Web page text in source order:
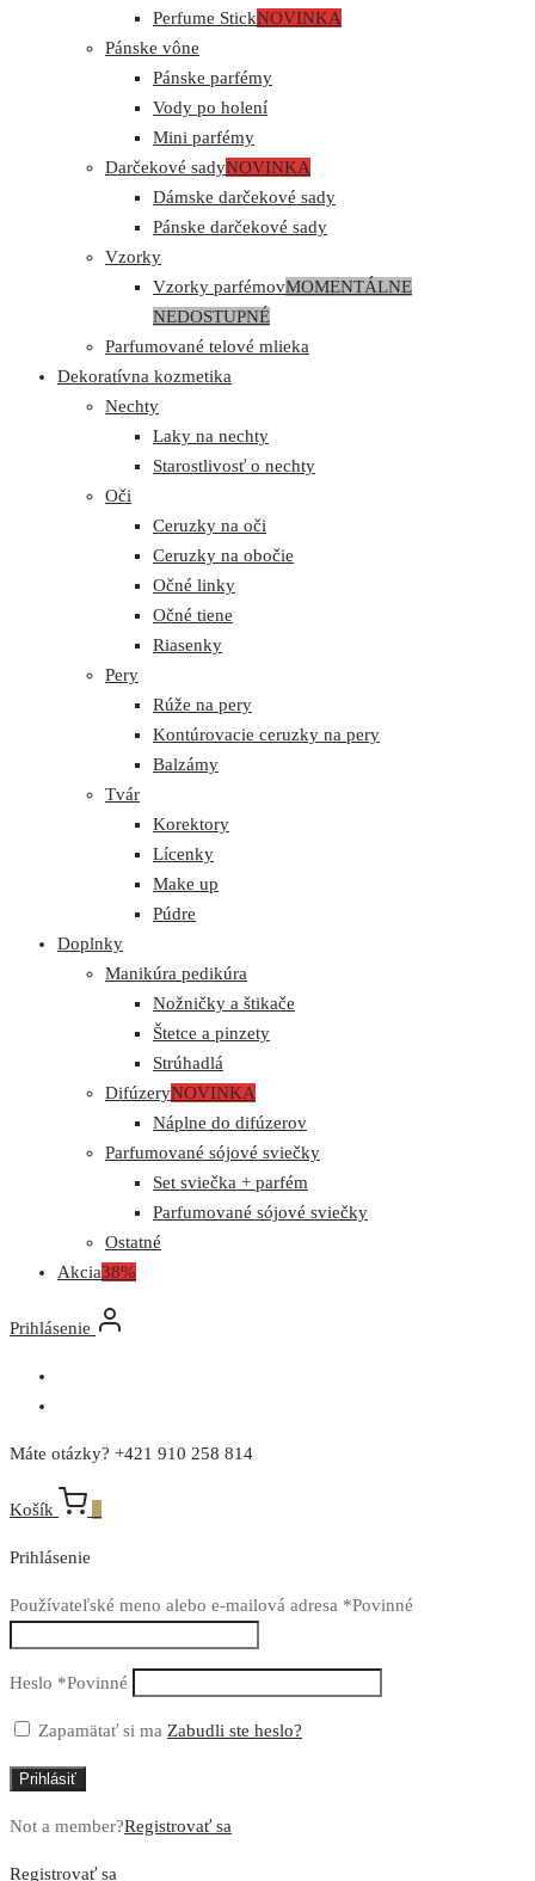
Perfume StickNOVINKA
Pánske vône
Pánske parfémy
Vody po holení
Mini parfémy
Darčekové sadyNOVINKA
Dámske darčekové sady
Pánske darčekové sady
Vzorky
Vzorky parfémovMOMENTÁLNE
NEDOSTUPNÉ
Parfumované telové mlieka
Dekoratívna kozmetika
Nechty
Laky na nechty
Starostlivosť o nechty
Oči
Ceruzky na oči
Ceruzky na obočie
Očné linky
Očné tiene
Riasenky
Pery
Rúže na pery
Kontúrovacie ceruzky na pery
Balzámy
Tvár
Korektory
Lícenky
Make up
Púdre
Doplnky
Manikúra pedikúra
Nožničky a štikače
Štetce a pinzety
Strúhadlá
DifúzeryNOVINKA
Náplne do difúzerov
Parfumované sójové sviečky
Set sviečka + parfém
Parfumované sójové sviečky
Ostatné
Akcia38%
Prihlásenie
Máte otázky? +421 910 258 814
Košík
Prihlásenie
Používateľské meno alebo e-mailová adresa *Povinné
Heslo *Povinné
Zapamätať si ma Zabudli ste heslo?
Prihlásiť
Not a member?Registrovať sa
Registrovať sa